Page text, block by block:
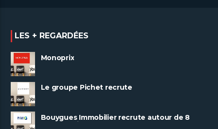
LES + REGARDÉES
Monoprix
Le groupe Pichet recrute
Bouygues Immobilier recrute autour de 8
pôles métiers